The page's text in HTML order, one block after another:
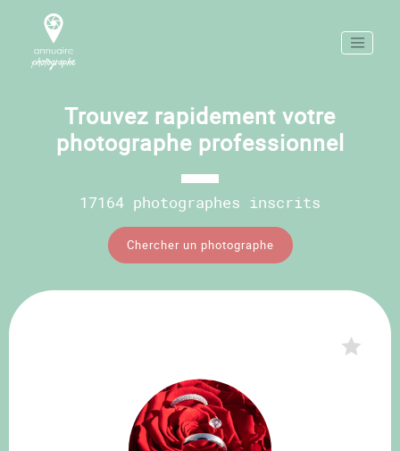
Trouvez rapidement votre
photographe professionnel
17164 photographes inscrits
Chercher un photographe